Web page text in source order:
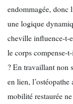
endommagée, donc
une logique
cheville influence-t-
le corps compense-
? En travaillant non
en lien,
mobilité restaurée